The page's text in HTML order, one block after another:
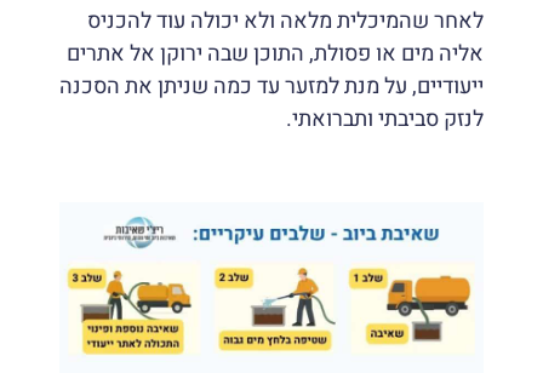
לאחר שהמיכלית מלאה ולא יכולה עוד להכניס
אליה מים או פסולת, התוכן שבה ירוקן אל אתרים
ייעודיים, על מנת למזער עד כמה שניתן את הסכנה
לנזק סביבתי ותברואתי.